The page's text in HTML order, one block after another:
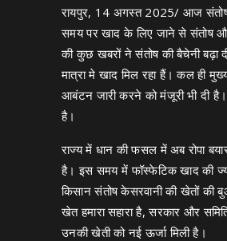
रायपुर, 14 अगस्त 2025/ आज
समय पर खाद के लिए जाने से संतोष
की कुछ खबरों ने संतोष की बैचेनी बढ़ा
मात्रा मे खाद मिल रहा हैं। कल ही
आबंटन जारी करने को मंजूरी भी दी
है।
राज्य में धान की फसल में अब रोपा
है। इस समय में फॉस्फेटिक खाद की
किसान संतोष केसरवानी की खेतों
खेत हमारा सहारा है, सरकार और
उनकी खेती को नई ऊर्जा मिली है।